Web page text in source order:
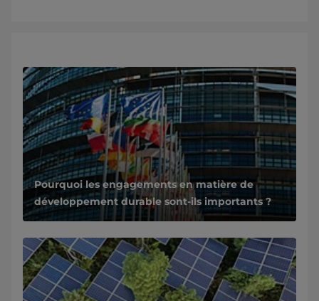
Pourquoi les engagements en matière de
développement durable sont-ils importants ?